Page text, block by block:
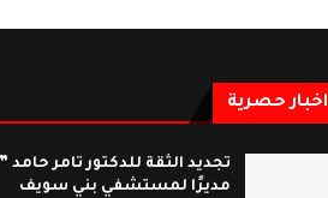
اخبار حصرية
تجديد الثقة للدكتور تامر حامد ”
مديرًا لمستشفي بني سويف